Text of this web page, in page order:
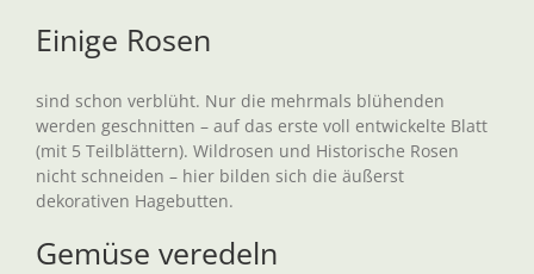
Einige Rosen
sind schon verblüht. Nur die mehrmals blühenden
werden geschnitten – auf das erste voll entwickelte Blatt
(mit 5 Teilblättern). Wildrosen und Historische Rosen
nicht schneiden – hier bilden sich die äußerst
dekorativen Hagebutten.
Gemüse veredeln